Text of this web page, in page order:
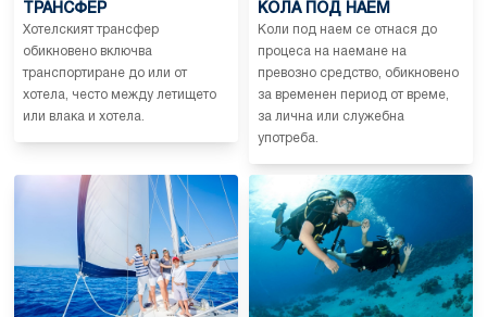
ТРАНСФЕР
Хотелският трансфер
обикновено включва
транспортиране до или от
хотела, често между летището
или влака и хотела.
КОЛА ПОД НАЕМ
Коли под наем се отнася до
процеса на наемане на
превозно средство, обикновено
за временен период от време,
за лична или служебна
употреба.